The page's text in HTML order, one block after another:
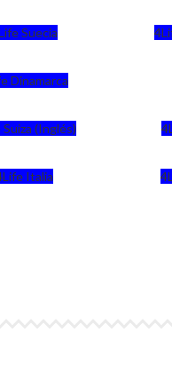
Suecia
Dinamarca
(Inglés)
Italia